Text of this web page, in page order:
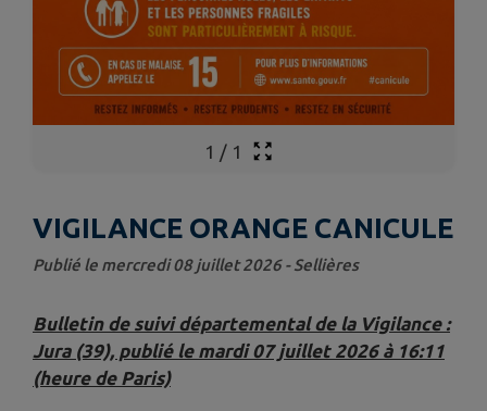
1 / 1
VIGILANCE ORANGE CANICULE
Publié le mercredi 08 juillet 2026 - Sellières
Bulletin de suivi départemental de la Vigilance :
Jura (39), publié le mardi 07 juillet 2026 à 16:11
(heure de Paris)